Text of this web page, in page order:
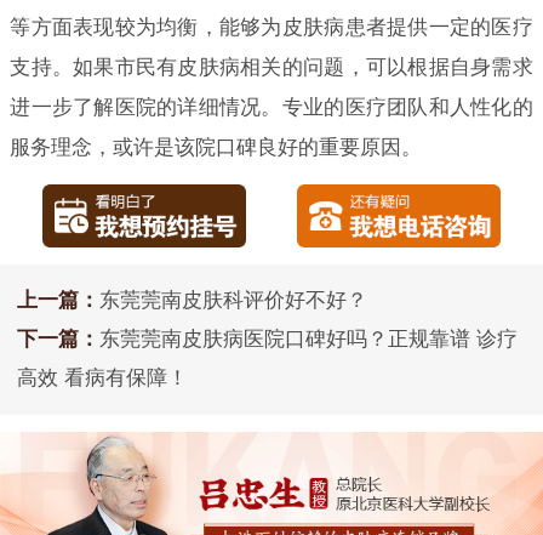
等方面表现较为均衡，能够为皮肤病患者提供一定的医疗
支持。如果市民有皮肤病相关的问题，可以根据自身需求
进一步了解医院的详细情况。专业的医疗团队和人性化的
服务理念，或许是该院口碑良好的重要原因。
上一篇： 东莞莞南皮肤科评价好不好？
下一篇： 东莞莞南皮肤病医院口碑好吗？正规靠谱 诊疗
高效 看病有保障！